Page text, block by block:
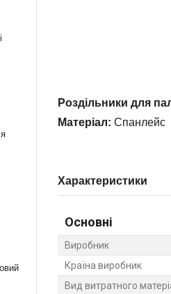
Роздільники для
Матеріал: Спанлейс
Характеристики
Основні
Виробник
Країна виробник
Вид витратного